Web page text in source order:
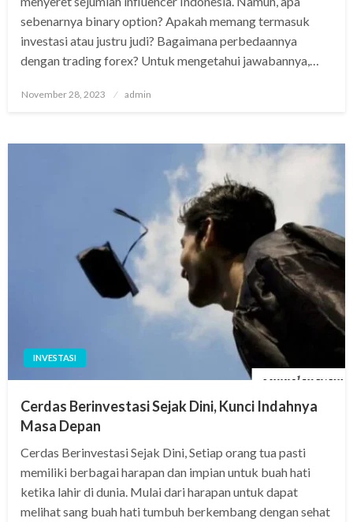
sebenarnya binary option? Apakah memang termasuk
investasi atau justru judi? Bagaimana perbedaannya
dengan trading forex? Untuk mengetahui jawabannya,…
Posted
November 28, 2023 admin
INVESTASI
Cerdas Berinvestasi Sejak Dini, Kunci Indahnya
Masa Depan
Cerdas Berinvestasi Sejak Dini, Setiap orang tua pasti
memiliki berbagai harapan dan impian untuk buah hati
ketika lahir di dunia. Mulai dari harapan untuk dapat
melihat sang buah hati tumbuh berkembang dengan sehat